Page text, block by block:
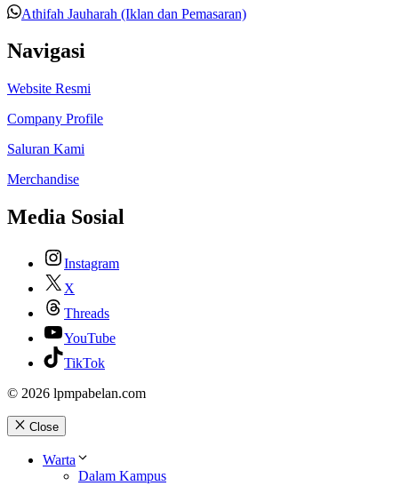
Athifah Jauharah (Iklan dan Pemasaran)
Navigasi
Website Resmi
Company Profile
Saluran Kami
Merchandise
Media Sosial
Instagram
X
Threads
YouTube
TikTok
© 2026 lpmpabelan.com
Close
Warta
Dalam Kampus